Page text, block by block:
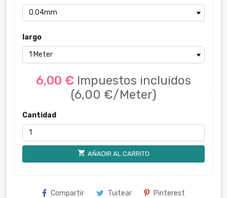
largo
6,00 € Impuestos incluidos
(6,00 €/Meter)
Cantidad
shopping_cart AÑADIR AL CARRITO
Compartir Tuitear Pinterest